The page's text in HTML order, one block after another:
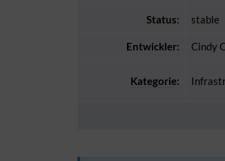
Status: stable
Entwickler: Cindy
Kategorie: